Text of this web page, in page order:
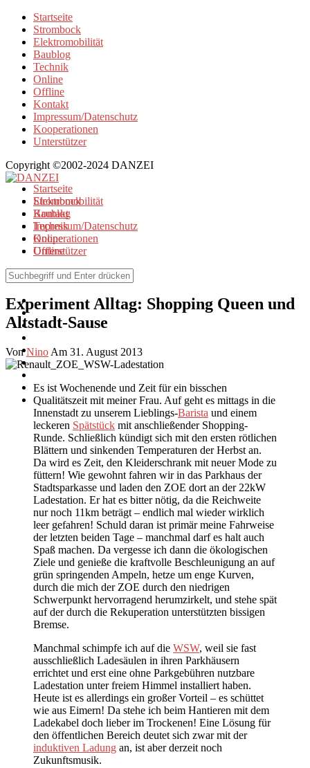
Startseite
Strombock
Elektromobilität
Baublog
Technik
Online
Offline
Kontakt
Impressum/Datenschutz
Kooperationen
Unterstützer
Copyright ©2002-2024 DANZEI
Startseite
Strombock
Kontakt
Impressum/Datenschutz
Kooperationen
Unterstützer
Elektromobilität
Baublog
Technik
Online
Offline
Elektromobilität
Experiment Alltag: Shopping Queen und
Altstadt-Sause
VonNino Am 31. August 2013
Es ist Wochenende und Zeit für ein bisschen
Qualitätszeit mit meiner Frau. Auf geht es mittags in die
Innenstadt zu unserem Lieblings-Barista und einem
leckeren Spätstück mit anschließender Shopping-
Runde. Schließlich kündigt sich mit den ersten rötlichen
Blättern und sinkenden Temperaturen der Herbst an.
Da wird es Zeit, den Kleiderschrank mit neuer Mode zu
füttern! Wie gewohnt fahren wir in das Parkhaus der
Stadtsparkasse und laden den ZOE dort an der 22kW
Ladestation. Er hat es bitter nötig, da die Reichweite
nur noch 11km beträgt – endlich mal wieder wirklich
leer gefahren! Schuld daran ist primär meine Fahrweise
der letzten beiden Tage – manchmal darf es halt auch
Spaß machen. Da vergesse ich dann die ökologischen
Ziele und genieße die kraftvolle Beschleunigung an auf
grün springenden Ampeln, hetze um enge Kurven,
durch die mich der ZOE durch den niedrigen
Schwerpunkt hervorragend herumzirkelt, und stehe spät
auf der durch die Rekuperation unterstützten bissigen
Bremse.
Manchmal schimpfe ich auf die WSW, weil sie fast
ausschließlich Ladesäulen in ihren Parkhäusern
errichtet und erst eine ohne Parkgebühren nutzbare
Ladestation unter freiem Himmel installiert haben.
Heute ist es allerdings ein großer Vorteil – es schüttet
wie aus Eimern! Da stehe ich beim Hantieren mit dem
Ladekabel doch lieber im Trockenen! Eine Lösung für
den öffentlichen Bereich deutet sich zwar mit der
induktiven Ladung an, ist aber derzeit noch
Zukunftsmusik.